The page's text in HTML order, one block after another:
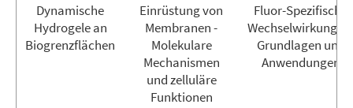
Dynamische
Hydrogele an
Biogrenzflächen
Einrüstung von
Membranen -
Molekulare
Mechanismen
und zelluläre
Funktionen
Fluor-Spezifische
Wechselwirkungen:
Grundlagen und
Anwendungen